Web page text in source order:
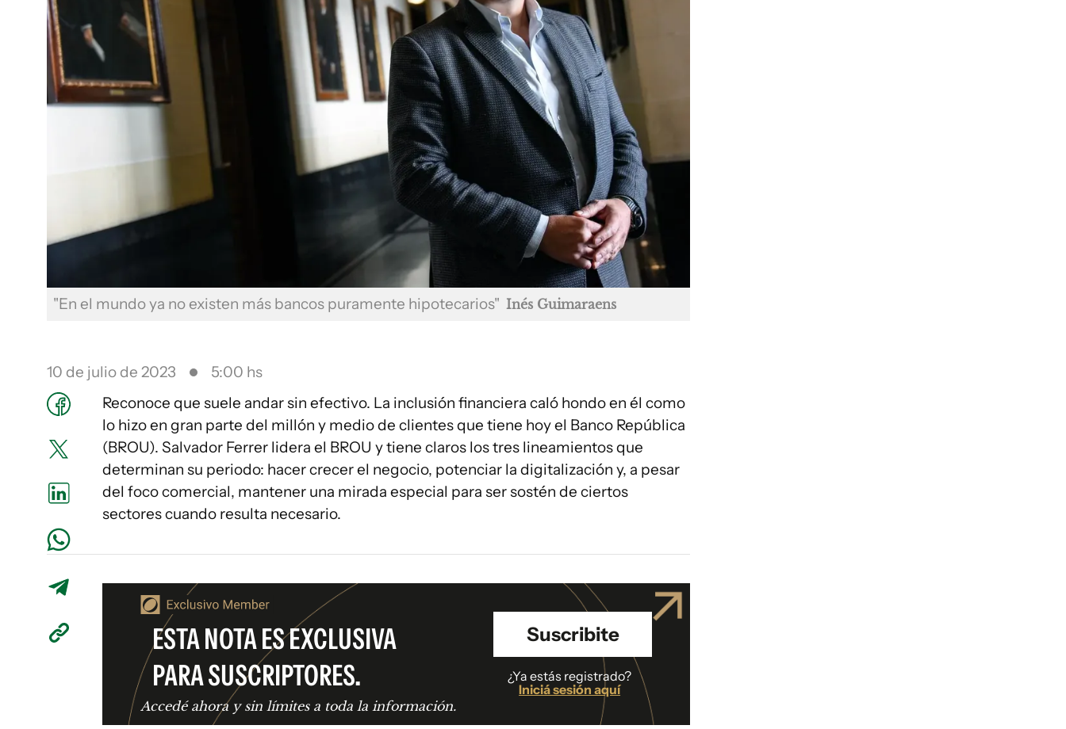
"En el mundo ya no existen más bancos puramente hipotecarios" Inés Guimaraens
10 de julio de 2023
5:00 hs
Reconoce que suele andar sin efectivo. La inclusión financiera caló hondo en él como
lo hizo en gran parte del millón y medio de clientes que tiene hoy el Banco República
(BROU). Salvador Ferrer lidera el BROU y tiene claros los tres lineamientos que
determinan su periodo: hacer crecer el negocio, potenciar la digitalización y, a pesar
del foco comercial, mantener una mirada especial para ser sostén de ciertos
sectores cuando resulta necesario.
ESTA NOTA ES EXCLUSIVA
PARA SUSCRIPTORES.
Accedé ahora y sin límites a toda la información.
Suscribite
¿Ya estás registrado?
Iniciá sesión aquí